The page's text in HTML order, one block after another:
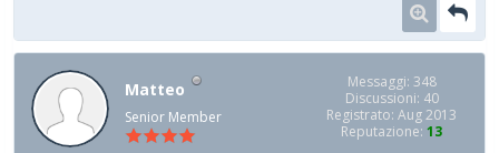
Matteo
Senior Member
Messaggi: 348
Discussioni: 40
Registrato: Aug 2013
Reputazione: 13